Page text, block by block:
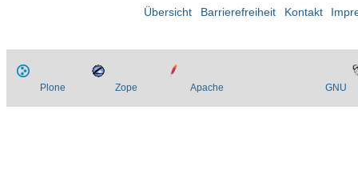
Übersicht Barrierefreiheit Kontakt
Plone Zope Apache GNU